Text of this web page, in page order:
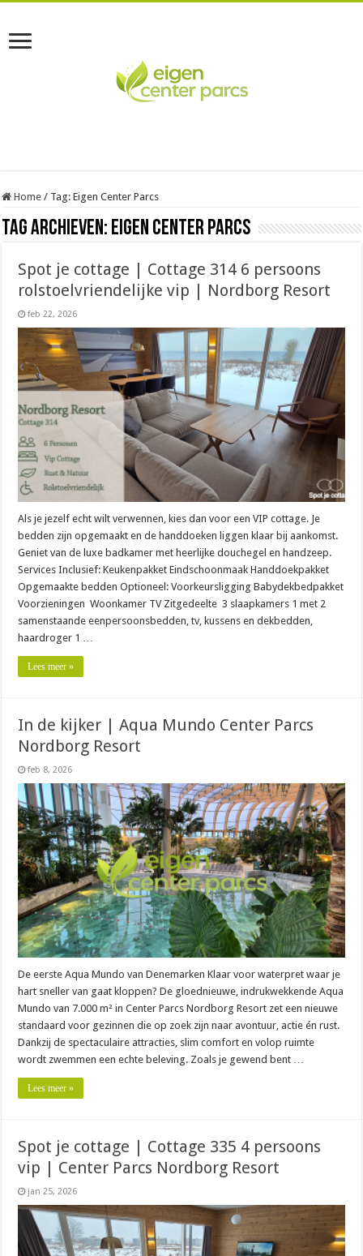
Home / Tag:Eigen Center Parcs
Tag Archieven: Eigen Center Parcs
Spot je cottage | Cottage 314 6 persoons
rolstoelvriendelijke vip | Nordborg Resort
feb 22, 2026
Als je jezelf echt wilt verwennen, kies dan voor een VIP cottage. Je
bedden zijn opgemaakt en de handdoeken liggen klaar bij aankomst.
Geniet van de luxe badkamer met heerlijke douchegel en handzeep.
Services Inclusief: Keukenpakket Eindschoonmaak Handdoekpakket
Opgemaakte bedden Optioneel: Voorkeursligging Babydekbedpakket
Voorzieningen Woonkamer TV Zitgedeelte 3 slaapkamers 1 met 2
samenstaande eenpersoonsbedden, tv, kussens en dekbedden,
haardroger 1 …
Lees meer »
In de kijker | Aqua Mundo Center Parcs
Nordborg Resort
feb 8, 2026
De eerste Aqua Mundo van Denemarken Klaar voor waterpret waar je
hart sneller van gaat kloppen? De gloednieuwe, indrukwekkende Aqua
Mundo van 7.000 m² in Center Parcs Nordborg Resort zet een nieuwe
standaard voor gezinnen die op zoek zijn naar avontuur, actie én rust.
Dankzij de spectaculaire attracties, slim comfort en volop ruimte
wordt zwemmen een echte beleving. Zoals je gewend bent …
Lees meer »
Spot je cottage | Cottage 335 4 persoons
vip | Center Parcs Nordborg Resort
jan 25, 2026